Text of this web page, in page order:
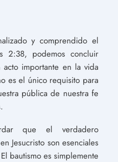
y comprendido el
2:38, podemos concluir
importante en la vida
es el único requisito para
pública de nuestra fe
que el verdadero
Jesucristo son esenciales
bautismo es simplemente